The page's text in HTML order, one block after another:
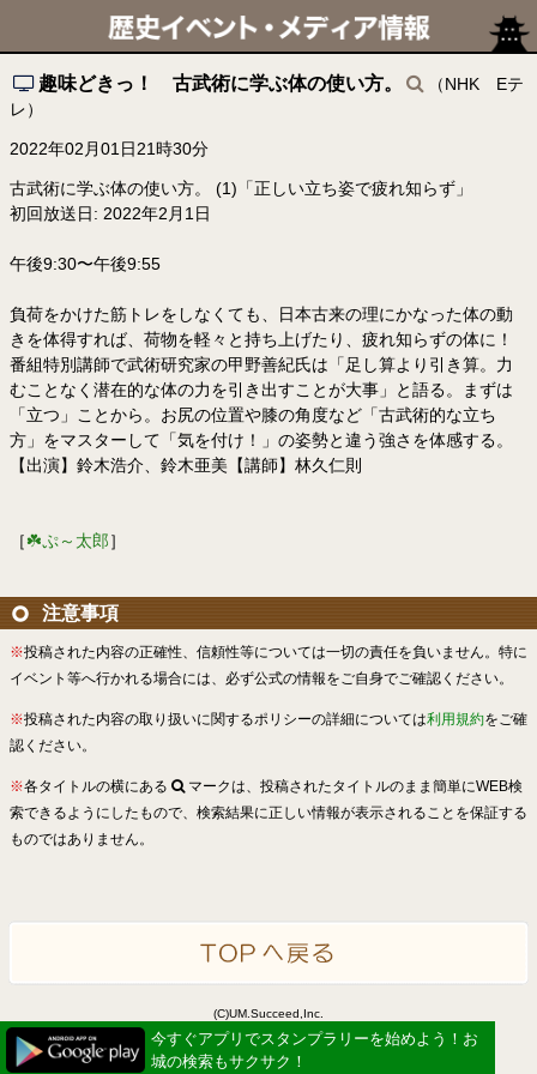
趣味どきっ！ 古武術に学ぶ体の使い方。
（NHK Eテ
レ）
2022年02月01日21時30分
古武術に学ぶ体の使い方。 (1)「正しい立ち姿で疲れ知らず」
初回放送日: 2022年2月1日
午後9:30〜午後9:55
負荷をかけた筋トレをしなくても、日本古来の理にかなった体の動
きを体得すれば、荷物を軽々と持ち上げたり、疲れ知らずの体に！
番組特別講師で武術研究家の甲野善紀氏は「足し算より引き算。力
むことなく潜在的な体の力を引き出すことが大事」と語る。まずは
「立つ」ことから。お尻の位置や膝の角度など「古武術的な立ち
方」をマスターして「気を付け！」の姿勢と違う強さを体感する。
【出演】鈴木浩介、鈴木亜美【講師】林久仁則
［☘️ぷ～太郎］
注意事項
※投稿された内容の正確性、信頼性等については一切の責任を負いません。特に
イベント等へ行かれる場合には、必ず公式の情報をご自身でご確認ください。
※投稿された内容の取り扱いに関するポリシーの詳細については利用規約をご確
認ください。
※各タイトルの横にある
マークは、投稿されたタイトルのまま簡単にWEB検
索できるようにしたもので、検索結果に正しい情報が表示されることを保証する
ものではありません。
(C)UM.Succeed,Inc.
Powered by idea canvas
今すぐアプリでスタンプラリーを始めよう！お
城の検索もサクサク！